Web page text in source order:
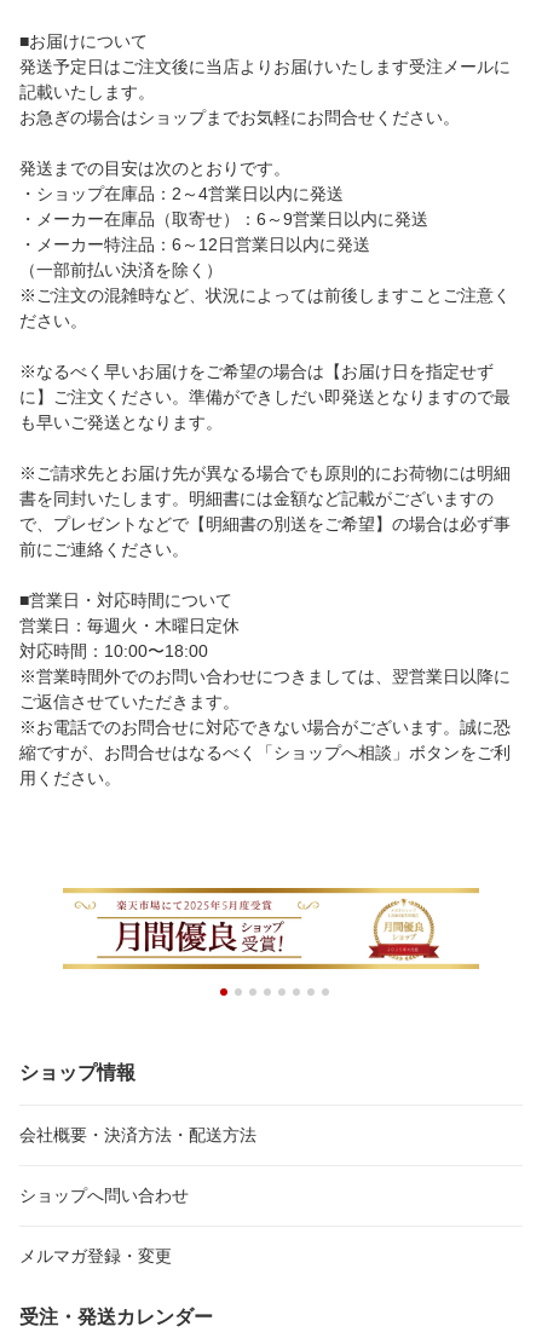
■お届けについて
発送予定日はご注文後に当店よりお届けいたします受注メールに
記載いたします。
お急ぎの場合はショップまでお気軽にお問合せください。
発送までの目安は次のとおりです。
・ショップ在庫品：2～4営業日以内に発送
・メーカー在庫品（取寄せ）：6～9営業日以内に発送
・メーカー特注品：6～12日営業日以内に発送
（一部前払い決済を除く）
※ご注文の混雑時など、状況によっては前後しますことご注意く
ださい。
※なるべく早いお届けをご希望の場合は【お届け日を指定せず
に】ご注文ください。準備ができしだい即発送となりますので最
も早いご発送となります。
※ご請求先とお届け先が異なる場合でも原則的にお荷物には明細
書を同封いたします。明細書には金額など記載がございますの
で、プレゼントなどで【明細書の別送をご希望】の場合は必ず事
前にご連絡ください。
■営業日・対応時間について
営業日：毎週火・木曜日定休
対応時間：10:00〜18:00
※営業時間外でのお問い合わせにつきましては、翌営業日以降に
ご返信させていただきます。
※お電話でのお問合せに対応できない場合がございます。誠に恐
縮ですが、お問合せはなるべく「ショップへ相談」ボタンをご利
用ください。
ショップ情報
会社概要・決済方法・配送方法
ショップへ問い合わせ
メルマガ登録・変更
受注・発送カレンダー